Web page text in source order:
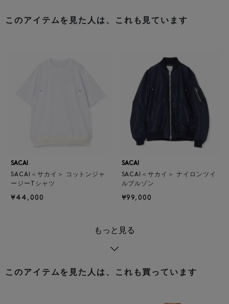
このアイテムを見た人は、これも見ています
SACAI
SACAI＜サカイ＞ コットンジャ
ージーTシャツ
¥44,000
SACAI
SACAI＜サカイ＞ ナイロンツイ
ルブルゾン
¥99,000
もっと見る
このアイテムを見た人は、これも買っています